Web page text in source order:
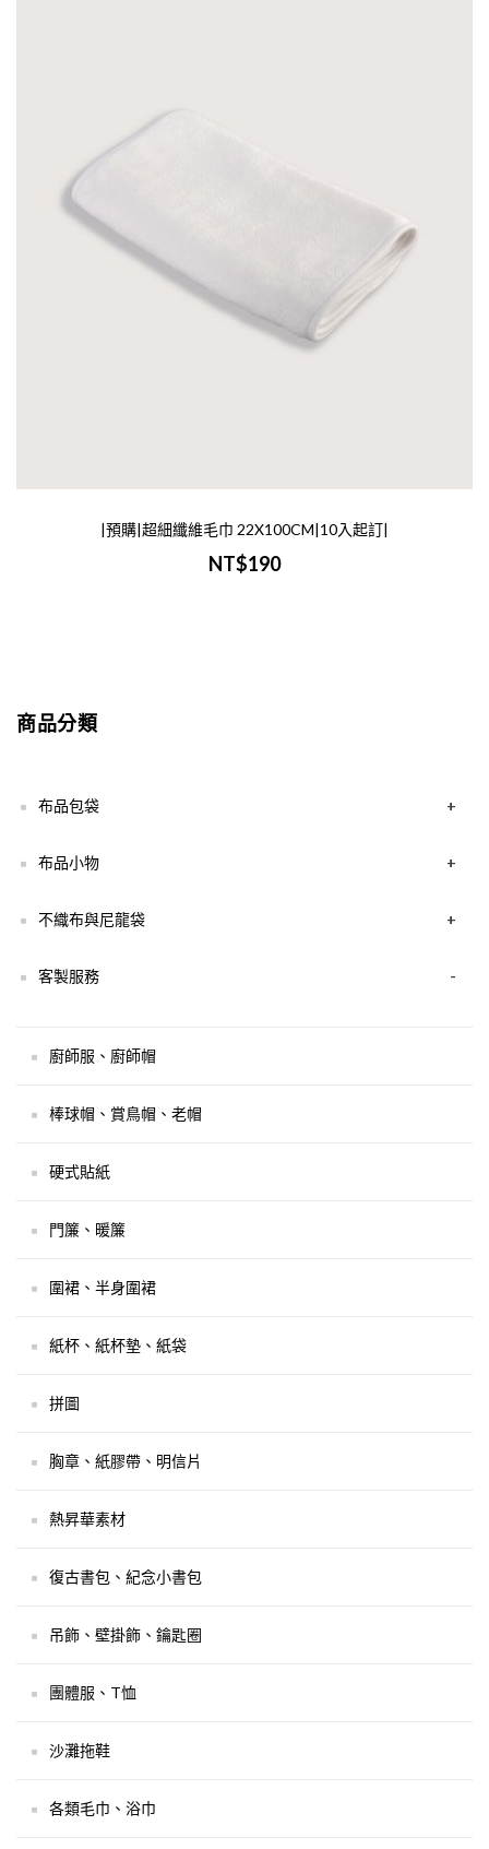
|預購|超細纖維毛巾 22X100CM|10入起訂|
NT$190
商品分類
布品包袋 +
布品小物 +
不織布與尼龍袋 +
客製服務 -
廚師服、廚師帽
棒球帽、賞鳥帽、老帽
硬式貼紙
門簾、暖簾
圍裙、半身圍裙
紙杯、紙杯墊、紙袋
拼圖
胸章、紙膠帶、明信片
熱昇華素材
復古書包、紀念小書包
吊飾、壁掛飾、鑰匙圈
團體服、T恤
沙灘拖鞋
各類毛巾、浴巾